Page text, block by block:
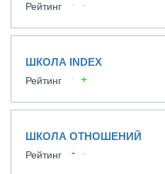
Рейтинг
ШКОЛА INDEX
Рейтинг
ШКОЛА ОТНОШЕНИЙ
Рейтинг